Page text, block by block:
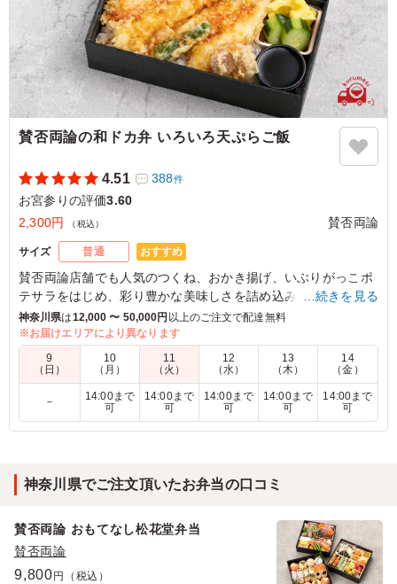
賛否両論の和ドカ弁 いろいろ天ぷらご飯
4.51 388件
お宮参りの評価3.60
2,300円
（税込） 賛否両論
サイズ 普通 おすすめ
賛否両論店舗でも人気のつくね、おかき揚げ、いぶりがっこポ
テサラをはじめ、彩り豊かな美味しさを詰め込みました。
定番の天ぷらに、遊び心のある賛否両論の変わりダネをプラ
ス。
「美味しさも重さもずっしりくるのが嬉しい！」ご飯の上にお
かずを乗せた、笠原が大好きなドカ弁を、賛否両論スタイルで
お楽しみください。
ゆず胡椒を効かせ少しオトナの味わいに仕上げた特製たれもポ
イント。
天丼弁当、とてもおいしかったです！海老や野菜の天ぷら
甘めのタレがご飯にほどよく染みていて、最後まで飽きず
に楽しめました。ボリュームもあり、大満足のお弁当でし
た！
…続きを見る
神奈川県は12,000 〜 50,000円 以上のご注文で配達無料
※お届けエリアにより異なります
9
（日）
10
（月）
11
（火）
12
（水）
13
（木）
14
（金）
－
14:00まで
可
14:00まで
可
14:00まで
可
14:00まで
可
14:00まで
可
神奈川県でご注文頂いたお弁当の口コミ
賛否両論 おもてなし松花堂弁当
賛否両論
9,800 円（税込）